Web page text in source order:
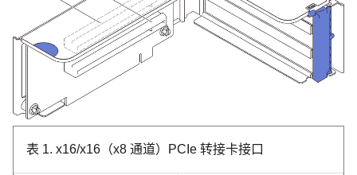
表 1. x16/x16（x8 通道）PCIe 转接卡接口